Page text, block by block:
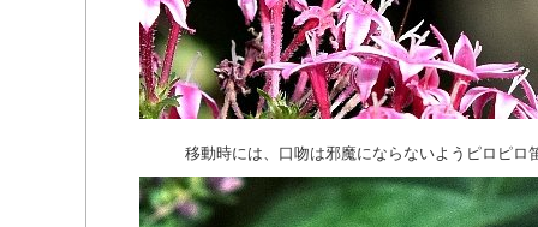
移動時には、口吻は邪魔にならないようピロピロ